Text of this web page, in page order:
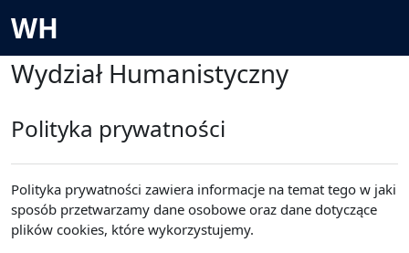
WH
Wydział Humanistyczny
Polityka prywatności
Polityka prywatności zawiera informacje na temat tego w jaki
sposób przetwarzamy dane osobowe oraz dane dotyczące
plików cookies, które wykorzystujemy.